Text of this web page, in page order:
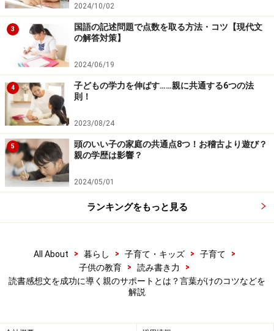
たら、2つに分けたり、割愛するべきもを省いたりしな
がら、構成を考えて、貼り替えてみましょう。そして、
それらの言葉を繋ぎ合わせるように、ひとつの感想文に
仕上げていきます。
初めに、この本を読もうとおもったきっかけ、次に簡潔
なあらすじと感じたこと、そしてもっと深く感じたこと
や思ったことを掘り下げて書き、最後にこの本を読んだ
ことによって得たことやこれからの自分にどう活かして
いくか、という構成で書いていけばよいでしょう。
読書感想文をブラッシュアップするチェッ
ク項目
時々、あらすじばかりを書いてしまっている子がいます
2024/10/02
3
国語の記述問題で点数を取る方法・コツ【現代文
の解答対策】
2024/06/19
4
子どもの学力を伸ばす……親に共通する6つの法
則！
2023/08/24
5
頭のいい子の家庭の共通点8つ！お稽古より遊び？
親の学歴は影響？
2024/05/01
ランキングをもっと見る
All About > 暮らし > 子育て・キッズ > 子育て
>
子供の教育
> 読み書き力
>
読書感想文を成功に導く親のサポートとは？言葉がけのコツなどを
解説